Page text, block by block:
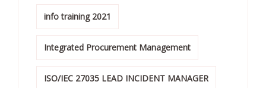
info training 2021
Integrated Procurement Management
ISO/IEC 27035 LEAD INCIDENT MANAGER